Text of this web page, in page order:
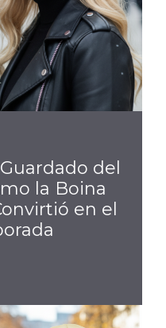
del
la Boina
en el